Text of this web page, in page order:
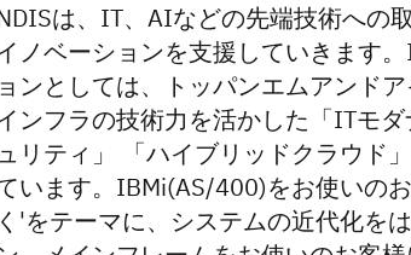
は、IT、AIなどの先端技術への
ノベーションを支援していきます
ョンとしては、トッパンエムアンド
ンフラの技術力を活かした「ITモ
リティ」 「ハイブリッドクラウド
います。IBMi(AS/400)をお使いの
く'をテーマに、システムの近代化を